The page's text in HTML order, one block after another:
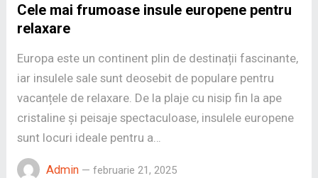
Cele mai frumoase insule europene pentru
relaxare
Europa este un continent plin de destinații fascinante,
iar insulele sale sunt deosebit de populare pentru
vacanțele de relaxare. De la plaje cu nisip fin la ape
cristaline și peisaje spectaculoase, insulele europene
sunt locuri ideale pentru a…
Admin— februarie 21, 2025